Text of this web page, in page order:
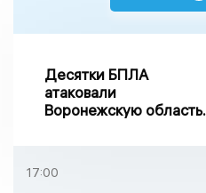
Десятки БПЛА
атаковали
Воронежскую область
17:00